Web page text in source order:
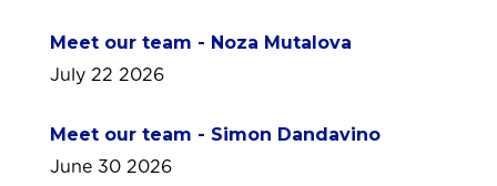
Meet our team - Noza Mutalova
July 22 2026
Meet our team - Simon Dandavino
June 30 2026